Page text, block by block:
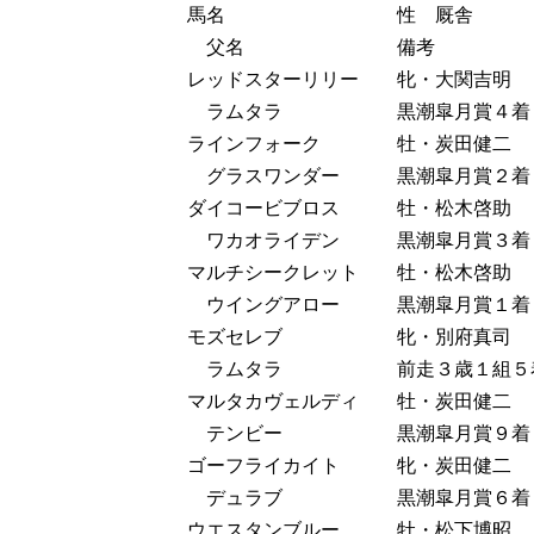
馬名 性 厩舎
父名 備考
レッドスターリリー 牝・大関吉明
ラムタラ 黒潮皐月賞４着
ラインフォーク 牡・炭田健二
グラスワンダー 黒潮皐月賞２着
ダイコービブロス 牡・松木啓助
ワカオライデン 黒潮皐月賞３着
マルチシークレット 牡・松木啓助
ウイングアロー 黒潮皐月賞１着
モズセレブ 牝・別府真司
ラムタラ 前走３歳１組
マルタカヴェルディ 牡・炭田健二
テンビー 黒潮皐月賞９着
ゴーフライカイト 牝・炭田健二
デュラブ 黒潮皐月賞６着
ウエスタンブルー 牡・松下博昭